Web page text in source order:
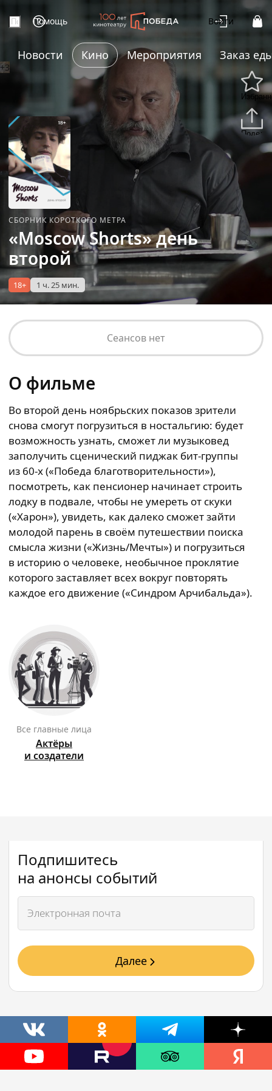
Помощь Войти
Новости Кино Мероприятия Заказ
+3
СБОРНИК КОРОТКОГО МЕТРА
«Moscow Shorts» день
второй
18+ 1 ч. 25 мин.
Сеансов нет
О фильме
Во второй день ноябрьских показов зрители
снова смогут погрузиться в ностальгию: будет
возможность узнать, сможет ли музыковед
заполучить сценический пиджак бит-группы
из 60-х («Победа благотворительности»),
посмотреть, как пенсионер начинает строить
лодку в подвале, чтобы не умереть от скуки
(«Харон»), увидеть, как далеко сможет зайти
молодой парень в своём путешествии поиска
смысла жизни («Жизнь/Мечты») и погрузиться
в историю о человеке, необычное проклятие
которого заставляет всех вокруг повторять
каждое его движение («Синдром Арчибальда»).
Все главные лица
Актёры
и создатели
Подпишитесь
на анонсы событий
Далее